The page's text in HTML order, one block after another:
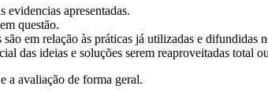
evidencias apresentadas.
questão.
em relação às práticas já utilizadas e difundidas
das ideias e soluções serem reaproveitadas total
a avaliação de forma geral.